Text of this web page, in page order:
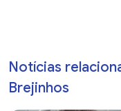
Notícias
Brejinhos